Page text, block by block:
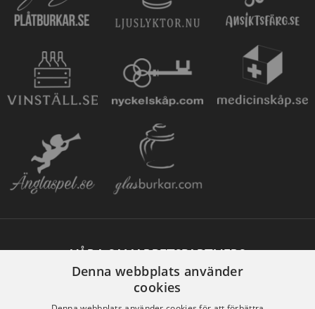
VÅRA SAMARBETSPARTNERS
Denna webbplats använder
cookies